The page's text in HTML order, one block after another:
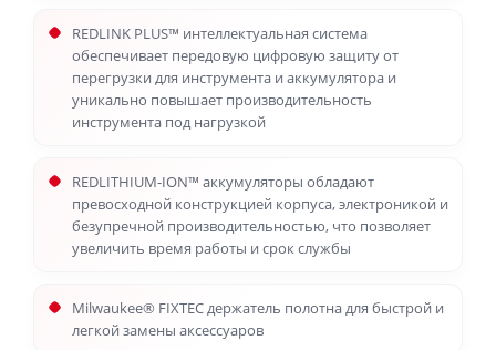
REDLINK PLUS™ интеллектуальная система
обеспечивает передовую цифровую защиту от
перегрузки для инструмента и аккумулятора и
уникально повышает производительность
инструмента под нагрузкой
REDLITHIUM-ION™ аккумуляторы обладают
превосходной конструкцией корпуса, электроникой и
безупречной производительностью, что позволяет
увеличить время работы и срок службы
Milwaukee® FIXTEC держатель полотна для быстрой и
легкой замены аксессуаров